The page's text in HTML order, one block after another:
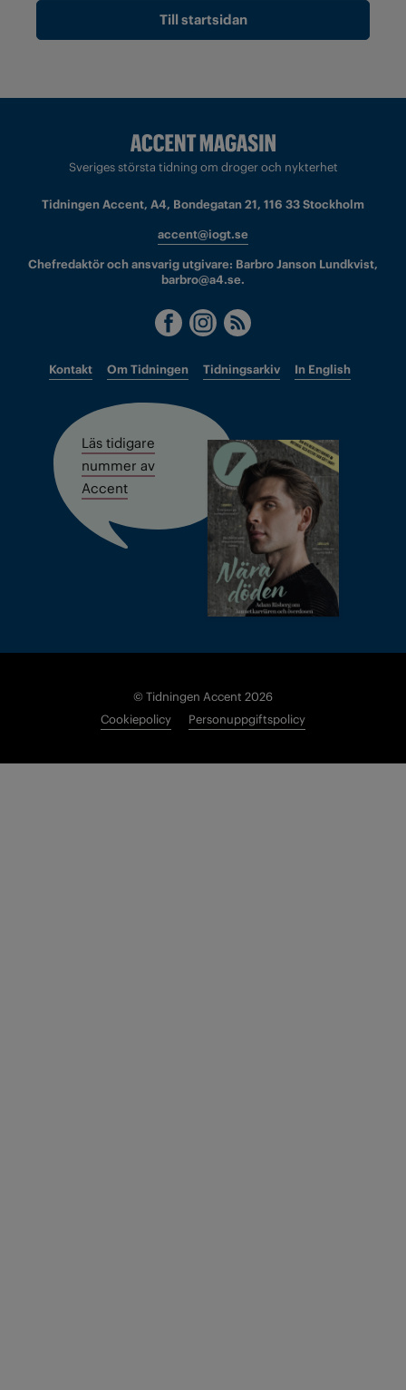
Till startsidan
Sveriges största tidning om droger och nykterhet
Tidningen Accent, A4, Bondegatan 21, 116 33 Stockholm
accent@iogt.se
Chefredaktör och ansvarig utgivare: Barbro Janson Lundkvist,
barbro@a4.se.
Kontakt Om Tidningen Tidningsarkiv In English
Läs tidigare
nummer av
Accent
© Tidningen Accent 2026
Cookiepolicy
Personuppgiftspolicy